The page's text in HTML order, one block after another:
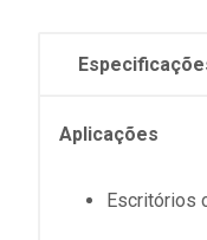
Aplicações
Escritórios